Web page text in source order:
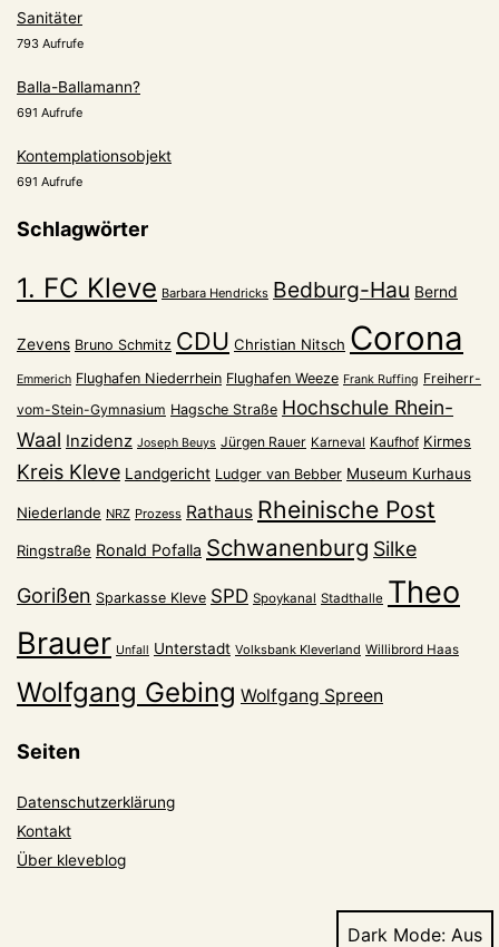
Sanitäter
793 Aufrufe
Balla-Ballamann?
691 Aufrufe
Kontemplationsobjekt
691 Aufrufe
Schlagwörter
1. FC Kleve Barbara Hendricks Bedburg-Hau Bernd
Zevens Bruno Schmitz CDU Christian Nitsch Corona
Emmerich Flughafen Niederrhein Flughafen Weeze Frank Ruffing Freiherr-
vom-Stein-Gymnasium Hagsche Straße Hochschule Rhein-
Waal Inzidenz Joseph Beuys Jürgen Rauer Karneval Kaufhof Kirmes
Kreis Kleve Landgericht Ludger van Bebber Museum Kurhaus
Niederlande NRZ Prozess Rathaus Rheinische Post
Ringstraße Ronald Pofalla Schwanenburg Silke
Gorißen Sparkasse Kleve SPD Spoykanal Stadthalle Theo
Brauer Unfall Unterstadt Volksbank Kleverland Willibrord Haas
Wolfgang Gebing Wolfgang Spreen
Seiten
Datenschutzerklärung
Kontakt
Über kleveblog
Dark Mode: